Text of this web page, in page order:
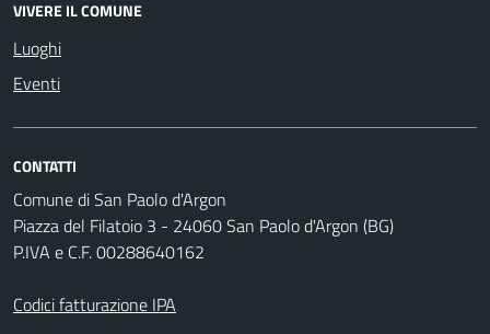
VIVERE IL COMUNE
Luoghi
Eventi
CONTATTI
Comune di San Paolo d'Argon
Piazza del Filatoio 3 - 24060 San Paolo d'Argon (BG)
P.IVA e C.F. 00288640162
Codici fatturazione IPA